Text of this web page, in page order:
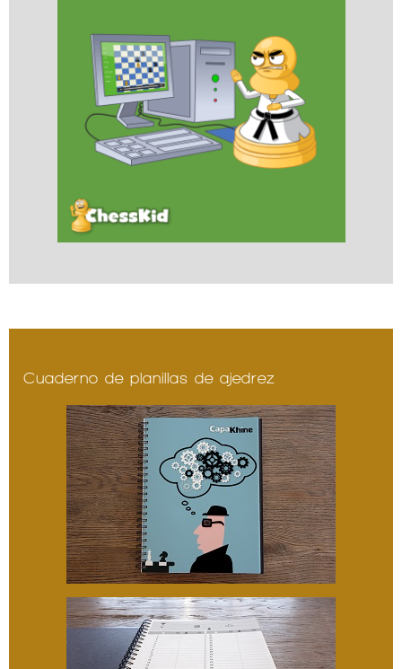
Cuaderno de planillas de ajedrez